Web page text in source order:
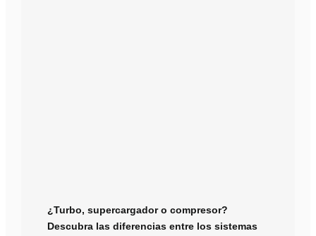
¿Turbo, supercargador o compresor?
Descubra las diferencias entre los sistemas